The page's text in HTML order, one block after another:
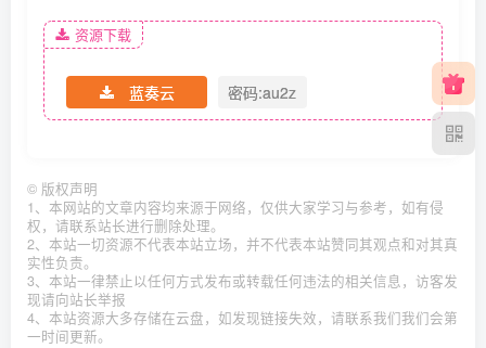
资源下载
蓝奏云 密码:au2z
© 版权声明
1、本网站的文章内容均来源于网络，仅供大家学习与参考，如有侵
权，请联系站长进行删除处理。
2、本站一切资源不代表本站立场，并不代表本站赞同其观点和对其真
实性负责。
3、本站一律禁止以任何方式发布或转载任何违法的相关信息，访客发
现请向站长举报
4、本站资源大多存储在云盘，如发现链接失效，请联系我们我们会第
一时间更新。